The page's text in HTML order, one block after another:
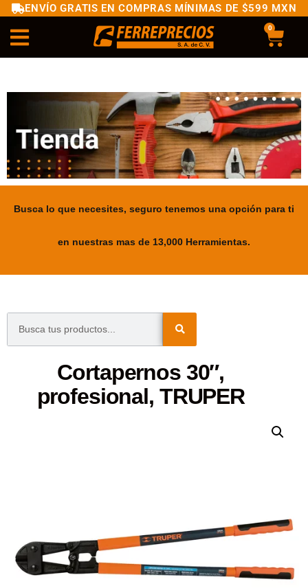
ENVÍO GRATIS EN COMPRAS MÍNIMAS DE $599 MXN
0
Busca lo que necesites, seguro tenemos una opción para ti
en nuestras mas de 13,000 Herramientas.
Cortapernos 30″,
profesional, TRUPER